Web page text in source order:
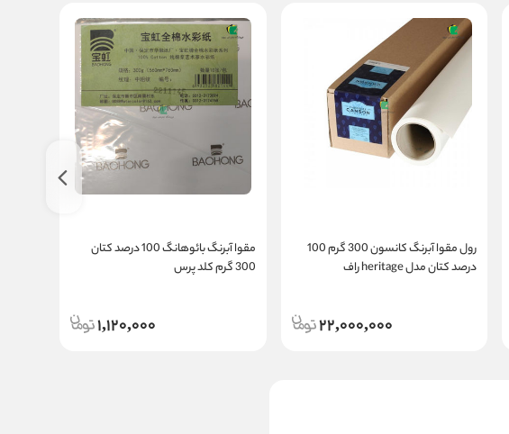
رول مقوا آبرنگ کانسون 300 گرم 100
درصد کتان مدل heritage راف
22,000,000
مقوا آبرنگ بائوهانگ 100 درصد کتان
300 گرم کلد پرس
1,120,000